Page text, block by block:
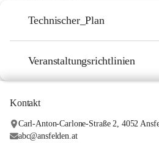
Technischer_Plan
Veranstaltungsrichtlinien
Kontakt
Carl-Anton-Carlone-Straße 2, 4052
abc@ansfelden.at